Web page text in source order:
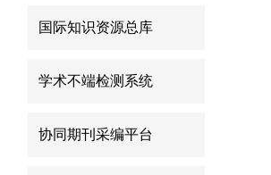
国际知识资源总库
学术不端检测系统
协同期刊采编平台